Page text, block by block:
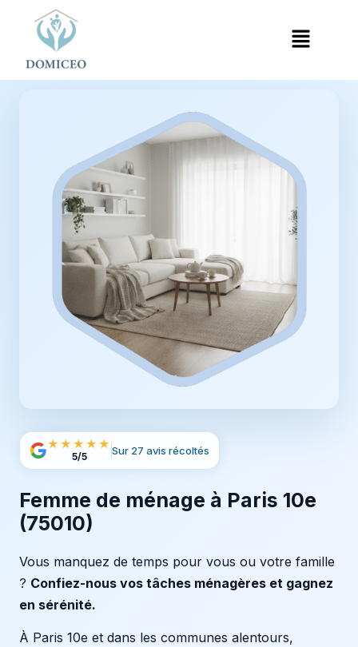
Accueil›Ménage à Domicile
★★★★★
5/5 Sur 27 avis récoltés
Femme de ménage à Paris 10e
(75010)
Vous manquez de temps pour vous ou votre famille
? Confiez-nous vos tâches ménagères et gagnez
en sérénité.
À Paris 10e et dans les communes alentours,
Panneau de gestion des cookies